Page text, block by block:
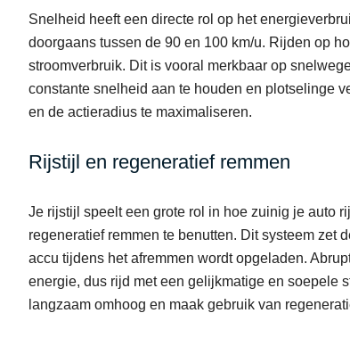
Snelheid heeft een directe rol op het
doorgaans tussen de 90 en 100 km/u. Rijden op
stroomverbruik. Dit is vooral merkbaar op
constante snelheid aan te houden en plotselinge
en de actieradius te maximaliseren.
Rijstijl en regeneratief remmen
Je rijstijl speelt een grote rol in hoe zuinig je auto
regeneratief remmen te benutten. Dit systeem zet
accu tijdens het afremmen wordt opgeladen.
energie, dus rijd met een gelijkmatige en soepele
langzaam omhoog en maak gebruik van